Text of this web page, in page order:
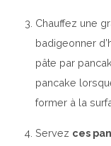
Chauffez une
badigeonner
pâte par
pancake
former à la
Servez ces